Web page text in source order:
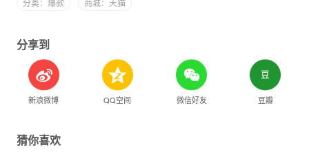
分享到
新浪微博 QQ空间 微信好友 豆瓣
猜你喜欢